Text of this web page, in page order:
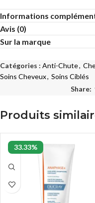
Informations
Avis (0)
Sur la marque
Catégories : Anti-Chute,
Soins Cheveux, Soins Ciblés
Share:
Produits
33.33%